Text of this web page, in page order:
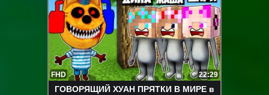
FHD 22:29
ГОВОРЯЩИЙ ХУАН ПРЯТКИ В МИРЕ в